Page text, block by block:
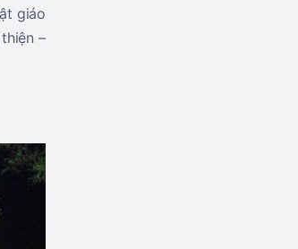
giáo
–